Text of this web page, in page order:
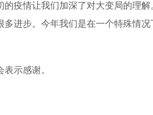
疫情让我们加深了对大变局的理解
进步。今年我们是在一个特殊情况
示感谢。